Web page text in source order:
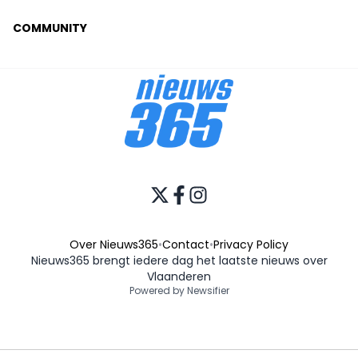
COMMUNITY
Over Nieuws365•Contact•Privacy Policy
Nieuws365 brengt iedere dag het laatste nieuws over
Vlaanderen
Powered by Newsifier